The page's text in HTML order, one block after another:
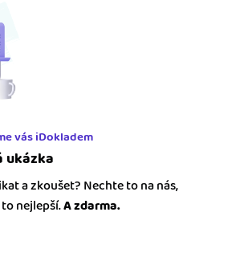
vás iDokladem
ukázka
a zkoušet? Nechte to na nás,
nejlepší.A zdarma.